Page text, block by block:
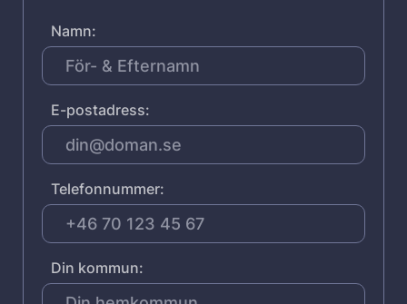
Namn:
E-postadress:
Telefonnummer:
Din kommun: